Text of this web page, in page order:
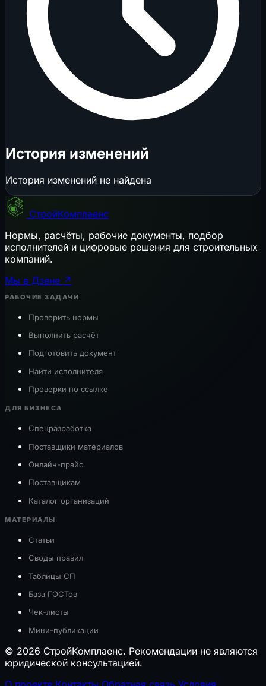
История изменений
История изменений не найдена
СтройКомплаенс
Нормы, расчёты, рабочие документы, подбор
исполнителей и цифровые решения для строительных
компаний.
Мы в Дзене ↗
РАБОЧИЕ ЗАДАЧИ
Проверить нормы
Выполнить расчёт
Подготовить документ
Найти исполнителя
Проверки по ссылке
ДЛЯ БИЗНЕСА
Спецразработка
Поставщики материалов
Онлайн-прайс
Поставщикам
Каталог организаций
МАТЕРИАЛЫ
Статьи
Своды правил
Таблицы СП
База ГОСТов
Чек-листы
Мини-публикации
© 2026 СтройКомплаенс. Рекомендации не являются
юридической консультацией.